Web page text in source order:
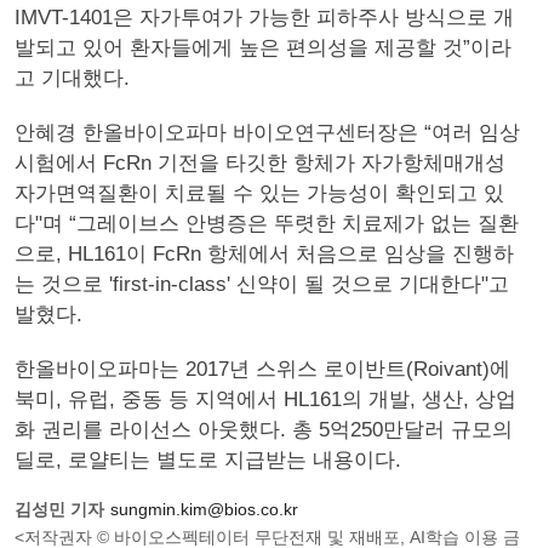
IMVT-1401은 자가투여가 가능한 피하주사 방식으로 개
발되고 있어 환자들에게 높은 편의성을 제공할 것”이라
고 기대했다.
안혜경 한올바이오파마 바이오연구센터장은 “여러 임상
시험에서 FcRn 기전을 타깃한 항체가 자가항체매개성
자가면역질환이 치료될 수 있는 가능성이 확인되고 있
다"며 “그레이브스 안병증은 뚜렷한 치료제가 없는 질환
으로, HL161이 FcRn 항체에서 처음으로 임상을 진행하
는 것으로 'first-in-class' 신약이 될 것으로 기대한다"고
발혔다.
한올바이오파마는 2017년 스위스 로이반트(Roivant)에
북미, 유럽, 중동 등 지역에서 HL161의 개발, 생산, 상업
화 권리를 라이선스 아웃했다. 총 5억250만달러 규모의
딜로, 로얄티는 별도로 지급받는 내용이다.
김성민 기자 sungmin.kim@bios.co.kr
<저작권자 © 바이오스펙테이터 무단전재 및 재배포, AI학습 이용 금